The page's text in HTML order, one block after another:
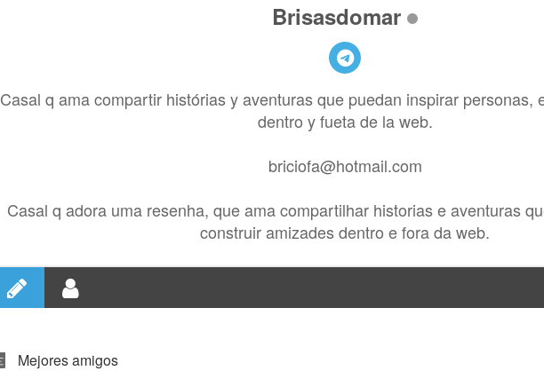
Brisasdomar
Casal q ama compartir histórias y aventuras que puedan inspirar personas,
dentro y fueta de la web.
briciofa@hotmail.com
Casal q adora uma resenha, que ama compartilhar historias e aventuras
construir amizades dentro e fora da web.
Mejores amigos